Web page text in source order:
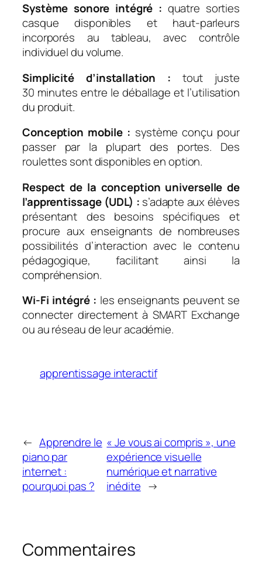
Système sonore intégré : quatre sorties
casque disponibles et haut-parleurs
incorporés au tableau, avec contrôle
individuel du volume.
Simplicité d’installation : tout juste
30 minutes entre le déballage et l’utilisation
du produit.
Conception mobile : système conçu pour
passer par la plupart des portes. Des
roulettes sont disponibles en option.
Respect de la conception universelle de
l’apprentissage (UDL) : s’adapte aux élèves
présentant des besoins spécifiques et
procure aux enseignants de nombreuses
possibilités d’interaction avec le contenu
pédagogique, facilitant ainsi la
compréhension.
Wi-Fi intégré : les enseignants peuvent se
connecter directement à SMART Exchange
ou au réseau de leur académie.
apprentissage interactif
← Apprendre le
piano par
internet :
pourquoi pas ?
« Je vous ai compris », une
expérience visuelle
numérique et narrative
inédite →
Commentaires